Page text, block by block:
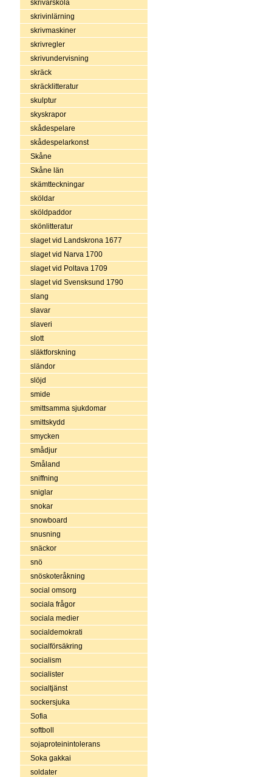
skrivarskola
skrivinlärning
skrivmaskiner
skrivregler
skrivundervisning
skräck
skräcklitteratur
skulptur
skyskrapor
skådespelare
skådespelarkonst
Skåne
Skåne län
skämtteckningar
sköldar
sköldpaddor
skönlitteratur
slaget vid Landskrona 1677
slaget vid Narva 1700
slaget vid Poltava 1709
slaget vid Svensksund 1790
slang
slavar
slaveri
slott
släktforskning
sländor
slöjd
smide
smittsamma sjukdomar
smittskydd
smycken
smådjur
Småland
sniffning
sniglar
snokar
snowboard
snusning
snäckor
snö
snöskoteråkning
social omsorg
sociala frågor
sociala medier
socialdemokrati
socialförsäkring
socialism
socialister
socialtjänst
sockersjuka
Sofia
softboll
sojaproteinintolerans
Soka gakkai
soldater